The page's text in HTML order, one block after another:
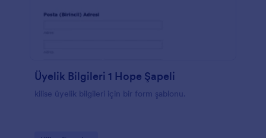
Üyelik Bilgileri 1 Hope Şapeli
kilise üyelik bilgileri için bir form şablonu.